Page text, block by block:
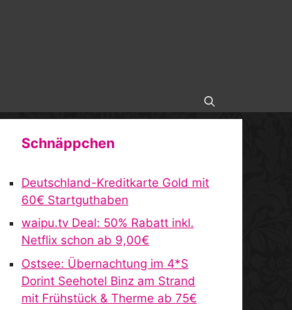
Schnäppchen
Deutschland-Kreditkarte Gold mit
60€ Startguthaben
waipu.tv Deal: 50% Rabatt inkl.
Netflix schon ab 9,00€
Ostsee: Übernachtung im 4*S
Dorint Seehotel Binz am Strand
mit Frühstück & Therme ab 75€